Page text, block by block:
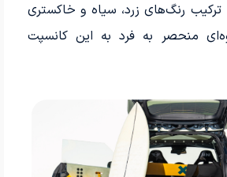
ترکیب رنگ‌های زرد، سیاه و خاکستری
منحصر به فرد به این کانسپت